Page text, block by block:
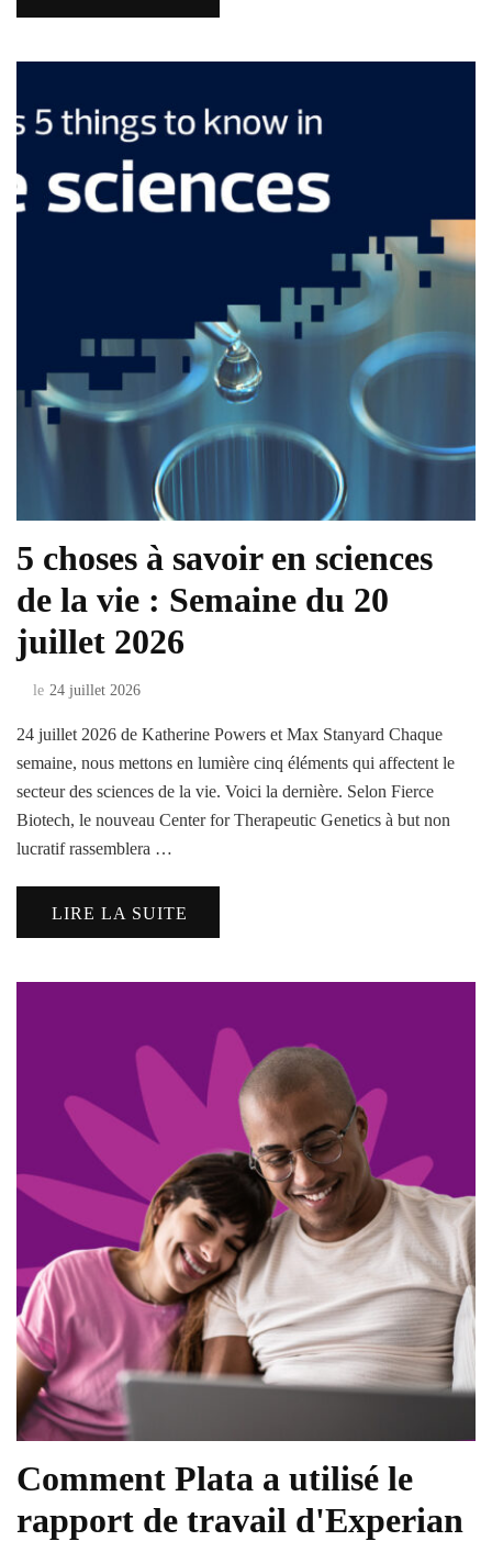
5 choses à savoir en sciences
de la vie : Semaine du 20
juillet 2026
le 24 juillet 2026
24 juillet 2026 de Katherine Powers et Max Stanyard Chaque
semaine, nous mettons en lumière cinq éléments qui affectent le
secteur des sciences de la vie. Voici la dernière. Selon Fierce
Biotech, le nouveau Center for Therapeutic Genetics à but non
lucratif rassemblera …
LIRE LA SUITE
Comment Plata a utilisé le
rapport de travail d'Experian